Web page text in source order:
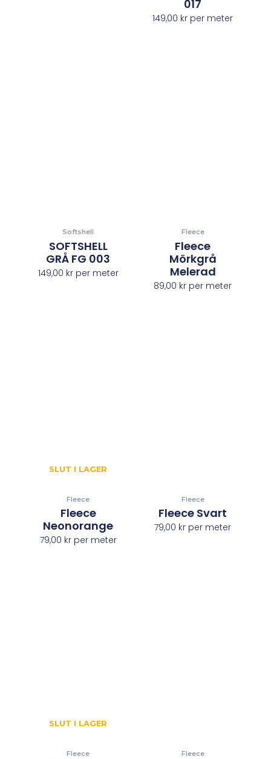
017
149,00 kr per meter
Softshell
SOFTSHELL
GRÅ FG 003
149,00 krper meter
Fleece
Fleece
Mörkgrå
Melerad
89,00 kr per meter
SLUT I LAGER
Fleece
Fleece
Neonorange
79,00 krper meter
Fleece
Fleece Svart
79,00 kr per meter
SLUT I LAGER
Fleece Fleece